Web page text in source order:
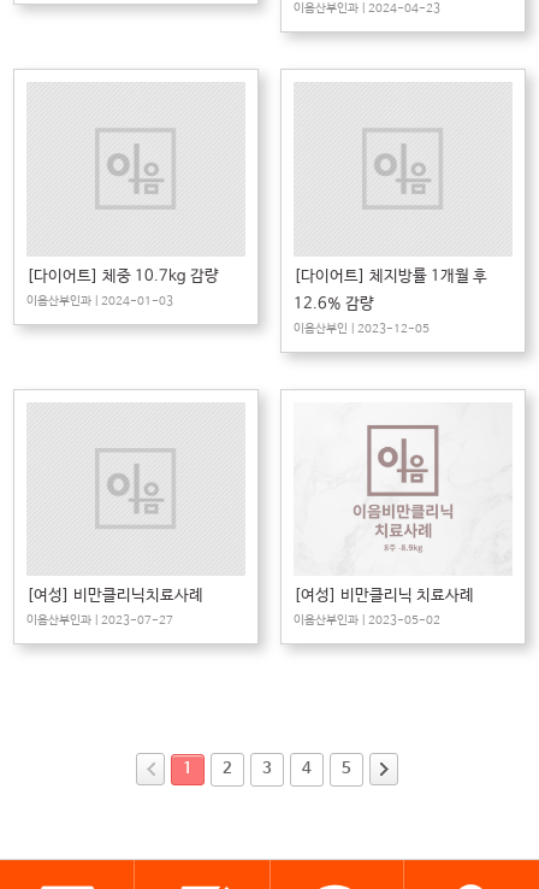
이음산부인과 | 2024-04-23
[다이어트] 체중 10.7kg 감량
이음산부인과 | 2024-01-03
[다이어트] 체지방률 1개월 후
12.6% 감량
이음산부인 | 2023-12-05
[여성] 비만클리닉치료사례
이음산부인과 | 2023-07-27
[여성] 비만클리닉 치료사례
이음산부인과 | 2023-05-02
1 2 3 4 5